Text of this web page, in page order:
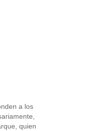
a los
quien